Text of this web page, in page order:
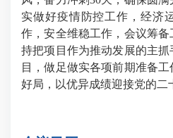
实做好疫情防控工作，经济
作，安全维稳工作，会议筹
持把项目作为推动发展的主
目，做足做实各项前期准备
好局，以优异成绩迎接党的二